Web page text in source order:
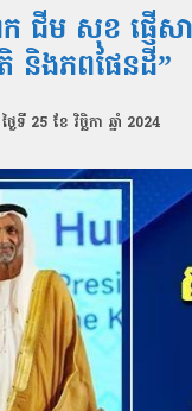
ជីម សុខ ផ្ញើ
និងភពផែនដី”
ថ្ងៃទី 25 ខែ វិច្ឆិកា ឆ្នាំ 2024